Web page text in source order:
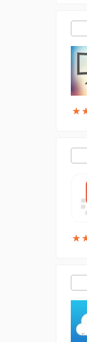
★
★
★
★